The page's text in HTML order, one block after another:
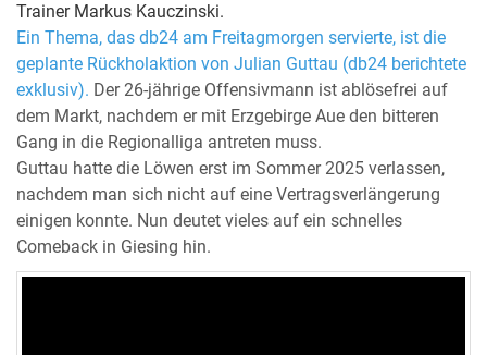
Trainer Markus Kauczinski.
Ein Thema, das db24 am Freitagmorgen servierte, ist die
geplante Rückholaktion von Julian Guttau (db24 berichtete
exklusiv). Der 26-jährige Offensivmann ist ablösefrei auf
dem Markt, nachdem er mit Erzgebirge Aue den bitteren
Gang in die Regionalliga antreten muss.
Guttau hatte die Löwen erst im Sommer 2025 verlassen,
nachdem man sich nicht auf eine Vertragsverlängerung
einigen konnte. Nun deutet vieles auf ein schnelles
Comeback in Giesing hin.